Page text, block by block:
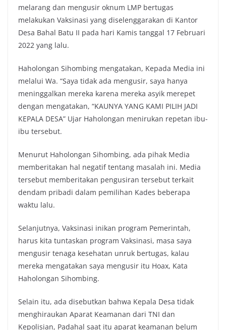
melarang dan mengusir oknum LMP bertugas
melakukan Vaksinasi yang diselenggarakan di Kantor
Desa Bahal Batu II pada hari Kamis tanggal 17 Februari
2022 yang lalu.
Haholongan Sihombing mengatakan, Kepada Media ini
melalui Wa. “Saya tidak ada mengusir, saya hanya
meninggalkan mereka karena mereka asyik merepet
dengan mengatakan, “KAUNYA YANG KAMI PILIH JADI
KEPALA DESA” Ujar Haholongan menirukan repetan ibu-
ibu tersebut.
Menurut Haholongan Sihombing, ada pihak Media
memberitakan hal negatif tentang masalah ini. Media
tersebut memberitakan pengusiran tersebut terkait
dendam pribadi dalam pemilihan Kades beberapa
waktu lalu.
Selanjutnya, Vaksinasi inikan program Pemerintah,
harus kita tuntaskan program Vaksinasi, masa saya
mengusir tenaga kesehatan unruk bertugas, kalau
mereka mengatakan saya mengusir itu Hoax, Kata
Haholongan Sihombing.
Selain itu, ada disebutkan bahwa Kepala Desa tidak
menghiraukan Aparat Keamanan dari TNI dan
Kepolisian, Padahal saat itu aparat keamanan belum